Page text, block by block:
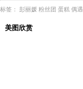
标签： 彭丽媛 粉丝团 蛋糕 偶遇
美图欣赏